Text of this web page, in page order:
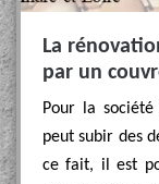
La
par un
Pour la
peut subir des
ce fait, il est